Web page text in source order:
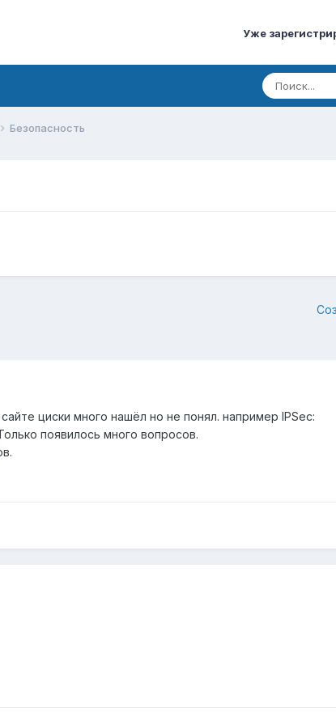
Уже
Безопасность
циски много нашёл но не понял. например IPSec:
появилось много вопросов.